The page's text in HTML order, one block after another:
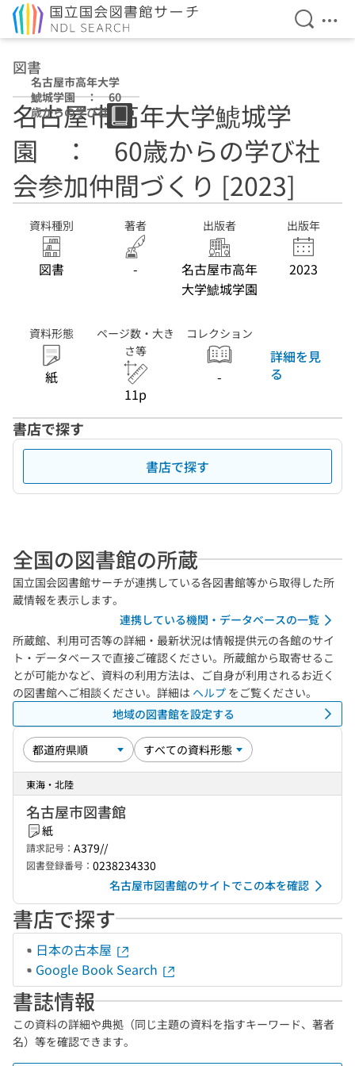
検索を
メ
図書
名古屋市高年大学
鯱城学園 ： 60
歳からの学び社会
参加仲間づくり
[2023]
名古屋市高年大学鯱城学
園 ： 60歳からの学び社
会参加仲間づくり [2023]
資料種別
図書
著者
-
出版者
名古屋市高年
大学鯱城学園
出版年
2023
資料形態
紙
ページ数・大き
さ等
11p
コレクション
-
詳細を見
る
書店で探す
書店で探す
全国の図書館の所蔵
国立国会図書館サーチが連携している各図書館等から取得した所
蔵情報を表示します。
連携している機関・データベースの一覧
所蔵館、利用可否等の詳細・最新状況は情報提供元の各館のサイ
ト・データベースで直接ご確認ください。所蔵館から取寄せるこ
とが可能かなど、資料の利用方法は、ご自身が利用されるお近く
の図書館へご相談ください。詳細は ヘルプ をご覧ください。
地域の図書館を設定する
東海・北陸
名古屋市図書館
紙
請求記号： A379//
図書登録番号： 0238234330
名古屋市図書館のサイトでこの本を確認
書店で探す
日本の古本屋
Google Book Search
書誌情報
この資料の詳細や典拠（同じ主題の資料を指すキーワード、著者
名）等を確認できます。